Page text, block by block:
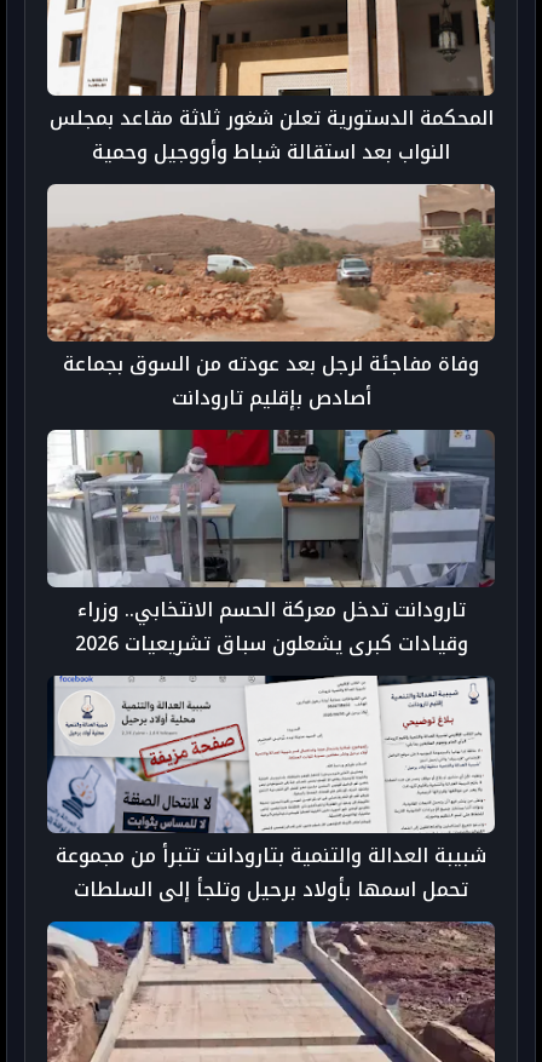
المحكمة الدستورية تعلن شغور ثلاثة مقاعد بمجلس
النواب بعد استقالة شباط وأووجيل وحمية
وفاة مفاجئة لرجل بعد عودته من السوق بجماعة
أصادص بإقليم تارودانت
تارودانت تدخل معركة الحسم الانتخابي.. وزراء
وقيادات كبرى يشعلون سباق تشريعيات 2026
شبيبة العدالة والتنمية بتارودانت تتبرأ من مجموعة
تحمل اسمها بأولاد برحيل وتلجأ إلى السلطات